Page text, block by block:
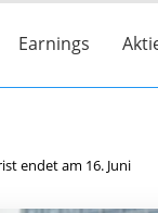
Earnings
endet am 16. Juni